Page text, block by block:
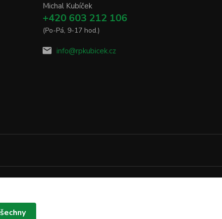
Michal Kubíček
+420 603 212 106
(Po-Pá, 9-17 hod.)
info@rpkubicek.cz